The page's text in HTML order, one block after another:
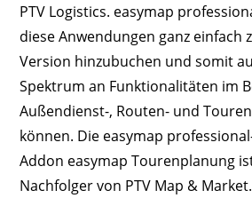
PTV Logistics. easymap
diese Anwendungen ganz einfach
Version hinzubuchen und somit
Spektrum an Funktionalitäten im
Außendienst-, Routen- und
können. Die easymap
Addon easymap Tourenplanung
Nachfolger von PTV Map & Market.